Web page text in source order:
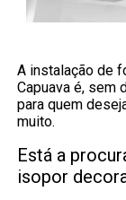
A instalação de
Capuava é, sem
para quem
muito.
Está a
isopor